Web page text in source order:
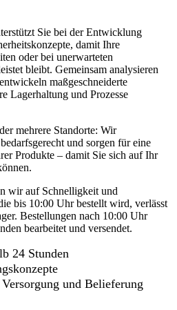
Sie bei der Entwicklung
damit Ihre
oder bei unerwarteten
bleibt. Gemeinsam analysieren
maßgeschneiderte
Lagerhaltung und Prozesse
mehrere Standorte: Wir
und sorgen für eine
Produkte – damit Sie sich auf Ihr
wir auf Schnelligkeit und
bis 10:00 Uhr bestellt wird, verlässt
Bestellungen nach 10:00 Uhr
bearbeitet und versendet.
24 Stunden
und Belieferung